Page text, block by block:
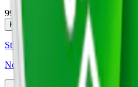
99,90 kr
Köp
Styrka Normal · Slim
Nordic Spirit Sweet Mint 2